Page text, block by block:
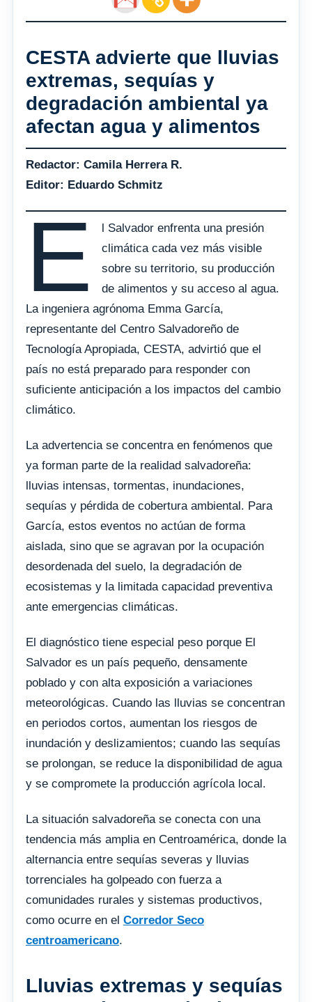
CESTA advierte que lluvias
extremas, sequías y
degradación ambiental ya
afectan agua y alimentos
Redactor: Camila Herrera R.
Editor: Eduardo Schmitz
E
l Salvador enfrenta una presión
climática cada vez más visible
sobre su territorio, su producción
de alimentos y su acceso al agua.
La ingeniera agrónoma Emma García,
representante del Centro Salvadoreño de
Tecnología Apropiada, CESTA, advirtió que el
país no está preparado para responder con
suficiente anticipación a los impactos del cambio
climático.
La advertencia se concentra en fenómenos que
ya forman parte de la realidad salvadoreña:
lluvias intensas, tormentas, inundaciones,
sequías y pérdida de cobertura ambiental. Para
García, estos eventos no actúan de forma
aislada, sino que se agravan por la ocupación
desordenada del suelo, la degradación de
ecosistemas y la limitada capacidad preventiva
ante emergencias climáticas.
El diagnóstico tiene especial peso porque El
Salvador es un país pequeño, densamente
poblado y con alta exposición a variaciones
meteorológicas. Cuando las lluvias se concentran
en periodos cortos, aumentan los riesgos de
inundación y deslizamientos; cuando las sequías
se prolongan, se reduce la disponibilidad de agua
y se compromete la producción agrícola local.
La situación salvadoreña se conecta con una
tendencia más amplia en Centroamérica, donde la
alternancia entre sequías severas y lluvias
torrenciales ha golpeado con fuerza a
comunidades rurales y sistemas productivos,
como ocurre en el Corredor Seco
centroamericano.
Lluvias extremas y sequías